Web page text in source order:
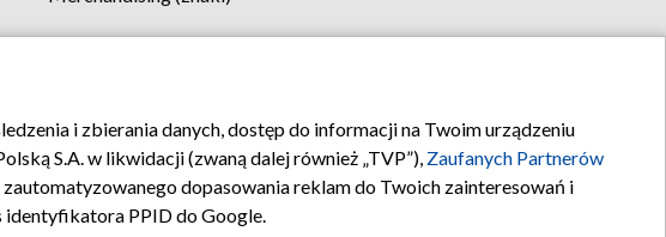
Biuro reklamy Kontakt
i zbierania danych, dostęp do informacji na Twoim urządzeniu
S.A. w likwidacji (zwaną dalej również „TVP”), Zaufanych Partnerów
dopasowania reklam do Twoich zainteresowań i
identyfikatora PPID do Google.